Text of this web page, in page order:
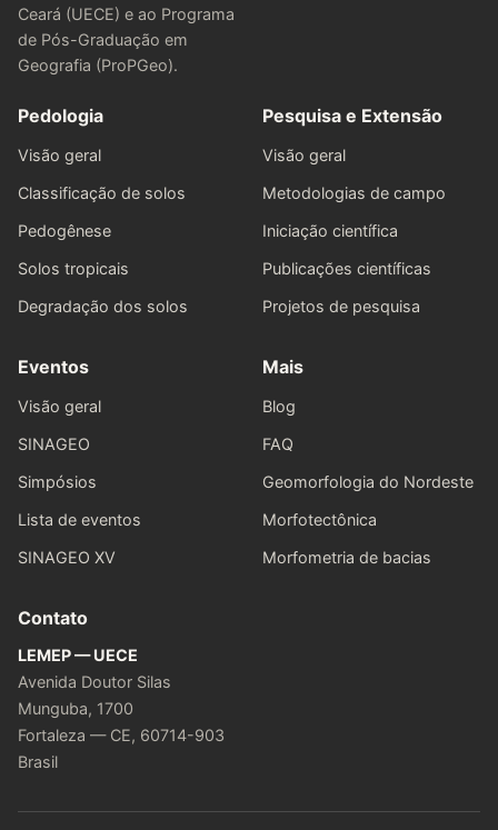
Ceará (UECE) e ao Programa
de Pós-Graduação em
Geografia (ProPGeo).
Pedologia
Visão geral
Classificação de solos
Pedogênese
Solos tropicais
Degradação dos solos
Pesquisa e Extensão
Visão geral
Metodologias de campo
Iniciação científica
Publicações científicas
Projetos de pesquisa
Eventos
Visão geral
SINAGEO
Simpósios
Lista de eventos
SINAGEO XV
Mais
Blog
FAQ
Geomorfologia do Nordeste
Morfotectônica
Morfometria de bacias
Contato
LEMEP — UECE
Avenida Doutor Silas
Munguba, 1700
Fortaleza — CE, 60714-903
Brasil